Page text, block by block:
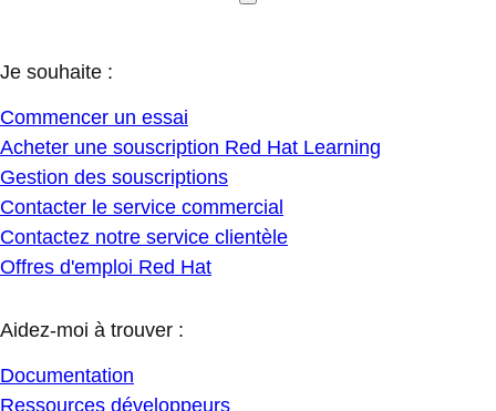
Je souhaite :
Commencer un essai
Acheter une souscription Red Hat Learning
Gestion des souscriptions
Contacter le service commercial
Contactez notre service clientèle
Offres d'emploi Red Hat
Aidez-moi à trouver :
Documentation
Ressources développeurs